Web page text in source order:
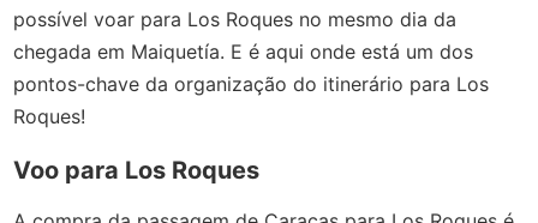
possível voar para Los Roques no mesmo dia da
chegada em Maiquetía. E é aqui onde está um dos
pontos-chave da organização do itinerário para Los
Roques!
Voo para Los Roques